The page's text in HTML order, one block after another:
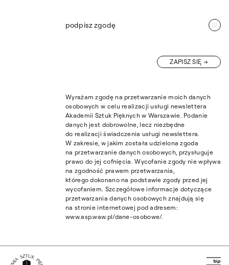
podpisz zgodę
ZAPISZ SIĘ
Wyrażam zgodę na przetwarzanie moich danych
osobowych w celu realizacji usługi newslettera
Akademii Sztuk Pięknych w Warszawie. Podanie
danych jest dobrowolne, lecz niezbędne
do realizacji świadczenia usługi newslettera.
W zakresie, w jakim została udzielona zgoda
na przetwarzanie danych osobowych, przysługuje
prawo do jej cofnięcia. Wycofanie zgody nie wpływa
na zgodność prawem przetwarzania,
którego dokonano na podstawie zgody przed jej
wycofaniem. Szczegółowe informacje dotyczące
przetwarzania danych osobowych znajdują się
na stronie internetowej pod adresem:
www.asp.waw.pl/dane-osobowe/.